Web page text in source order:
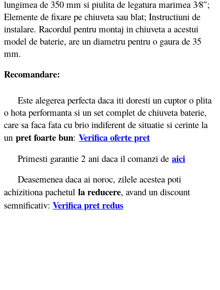
lungimea de 350 mm si piulita de legatura marimea 3⁄8″;
Elemente de fixare pe chiuveta sau blat; Instructiuni de
instalare. Racordul pentru montaj in chiuveta a acestui
model de baterie, are un diametru pentru o gaura de 35
mm.
Recomandare:
Este alegerea perfecta daca iti doresti un cuptor o plita
o hota performanta si un set complet de chiuveta baterie,
care sa faca fata cu brio indiferent de situatie si cerinte la
un pret foarte bun: Verifica oferte pret
Primesti garantie 2 ani daca il comanzi de aici
Deasemenea daca ai noroc, zilele acestea poti
achizitiona pachetul la reducere, avand un discount
semnificativ: Verifica pret redus